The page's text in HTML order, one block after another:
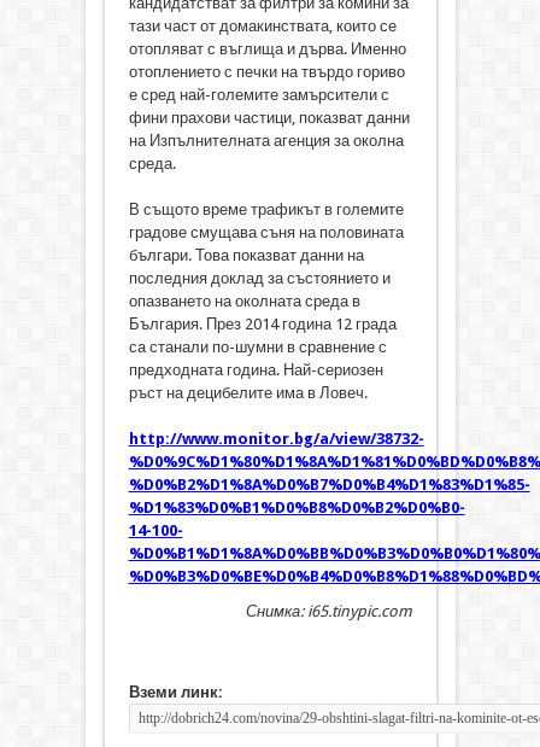
тази част от домакинствата, които се
отопляват с въглища и дърва. Именно
отоплението с печки на твърдо гориво
е сред най-големите замърсители с
фини прахови частици, показват данни
на Изпълнителната агенция за околна
среда.
В същото време трафикът в големите
градове смущава съня на половината
българи. Това показват данни на
последния доклад за състоянието и
опазването на околната среда в
България. През 2014 година 12 града
са станали по-шумни в сравнение с
предходната година. Най-сериозен
ръст на децибелите има в Ловеч.
http://www.monitor.bg/a/view/38732-
%D0%B2%D1%8A%D0%B7%D0%B4%D1%83%D1%85-
%D1%83%D0%B1%D0%B8%D0%B2%D0%B0-
14-100-
Снимка: i65.tinypic.com
Вземи линк: